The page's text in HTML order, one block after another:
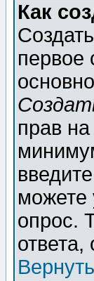
Как
первое
прав
можете
опрос.